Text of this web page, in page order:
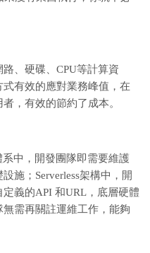
、硬碟、CPU等計算資
有效的應對業務峰值，在
，有效的節約了成本。
中，開發團隊即需要維護
施；Serverless架構中，開
義的API 和URL，底層硬體
需再關註運維工作，能夠